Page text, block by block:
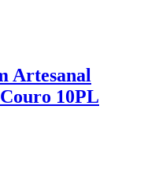
Artesanal
10PL